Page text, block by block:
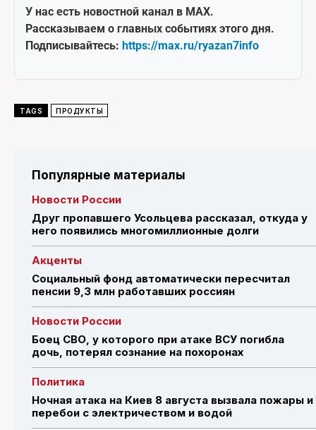
У нас есть новостной канал в MAX.
Рассказываем о главных событиях этого дня.
Подписывайтесь: https://max.ru/ryazan7info
TAGS ПРОДУКТЫ
Популярные материалы
Новости России
Друг пропавшего Усольцева рассказал, откуда у
него появились многомиллионные долги
Акценты
Социальный фонд автоматически пересчитал
пенсии 9,3 млн работавших россиян
Новости России
Боец СВО, у которого при атаке ВСУ погибла
дочь, потерял сознание на похоронах
Политика
Ночная атака на Киев 8 августа вызвала пожары и
перебои с электричеством и водой